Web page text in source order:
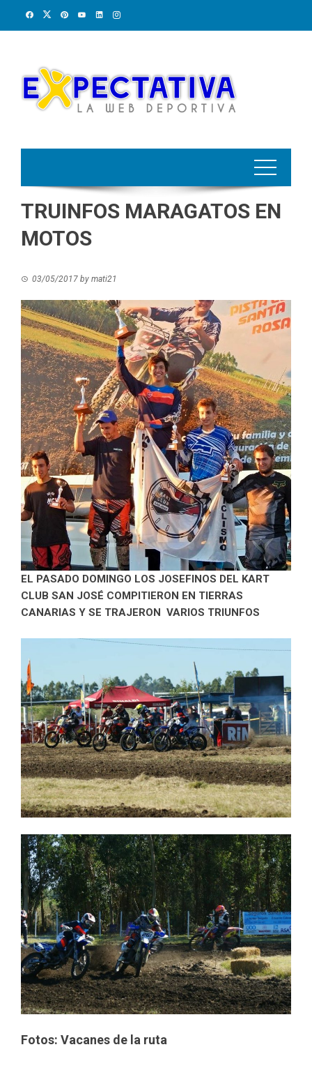
TRUINFOS MARAGATOS EN
MOTOS
03/05/2017 by mati21
EL PASADO DOMINGO LOS JOSEFINOS DEL KART
CLUB SAN JOSÉ COMPITIERON EN TIERRAS
CANARIAS Y SE TRAJERON VARIOS TRIUNFOS
Fotos: Vacanes de la ruta